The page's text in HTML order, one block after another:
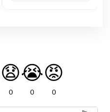
😧
0
😭
0
😡
0